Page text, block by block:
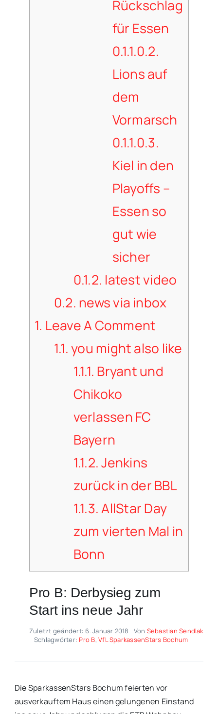
Rückschlag
für Essen
0.1.1.0.2.
Lions auf
dem
Vormarsch
0.1.1.0.3.
Kiel in den
Playoffs –
Essen so
gut wie
sicher
0.1.2. latest video
0.2. news via inbox
1. Leave A Comment
1.1.you might also like
1.1.1. Bryant und
Chikoko
verlassen FC
Bayern
1.1.2.Jenkins
zurück in der BBL
1.1.3.AllStar Day
zum vierten Mal in
Bonn
Pro B: Derbysieg zum
Start ins neue Jahr
Zuletzt geändert: 6. Januar 2018 Von Sebastian Sendlak
Schlagwörter: Pro B,VfL SparkassenStars Bochum
Die SparkassenStars Bochum feierten vor
ausverkauftem Haus einen gelungenen Einstand